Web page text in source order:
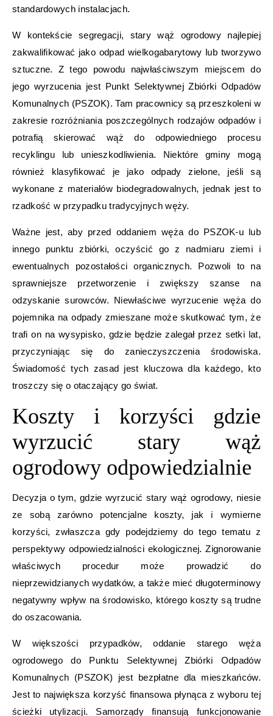
standardowych instalacjach.
W kontekście segregacji, stary wąż ogrodowy najlepiej
zakwalifikować jako odpad wielkogabarytowy lub tworzywo
sztuczne. Z tego powodu najwłaściwszym miejscem do
jego wyrzucenia jest Punkt Selektywnej Zbiórki Odpadów
Komunalnych (PSZOK). Tam pracownicy są przeszkoleni w
zakresie rozróżniania poszczególnych rodzajów odpadów i
potrafią skierować wąż do odpowiedniego procesu
recyklingu lub unieszkodliwienia. Niektóre gminy mogą
również klasyfikować je jako odpady zielone, jeśli są
wykonane z materiałów biodegradowalnych, jednak jest to
rzadkość w przypadku tradycyjnych węży.
Ważne jest, aby przed oddaniem węża do PSZOK-u lub
innego punktu zbiórki, oczyścić go z nadmiaru ziemi i
ewentualnych pozostałości organicznych. Pozwoli to na
sprawniejsze przetworzenie i zwiększy szanse na
odzyskanie surowców. Niewłaściwe wyrzucenie węża do
pojemnika na odpady zmieszane może skutkować tym, że
trafi on na wysypisko, gdzie będzie zalegał przez setki lat,
przyczyniając się do zanieczyszczenia środowiska.
Świadomość tych zasad jest kluczowa dla każdego, kto
troszczy się o otaczający go świat.
Koszty i korzyści gdzie
wyrzucić stary wąż
ogrodowy odpowiedzialnie
Decyzja o tym, gdzie wyrzucić stary wąż ogrodowy, niesie
ze sobą zarówno potencjalne koszty, jak i wymierne
korzyści, zwłaszcza gdy podejdziemy do tego tematu z
perspektywy odpowiedzialności ekologicznej. Zignorowanie
właściwych procedur może prowadzić do
nieprzewidzianych wydatków, a także mieć długoterminowy
negatywny wpływ na środowisko, którego koszty są trudne
do oszacowania.
W większości przypadków, oddanie starego węża
ogrodowego do Punktu Selektywnej Zbiórki Odpadów
Komunalnych (PSZOK) jest bezpłatne dla mieszkańców.
Jest to największa korzyść finansowa płynąca z wyboru tej
ścieżki utylizacji. Samorządy finansują funkcjonowanie